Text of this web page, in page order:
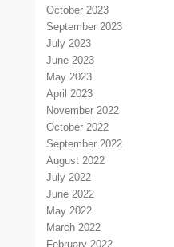
October 2023
September 2023
July 2023
June 2023
May 2023
April 2023
November 2022
October 2022
September 2022
August 2022
July 2022
June 2022
May 2022
March 2022
February 2022